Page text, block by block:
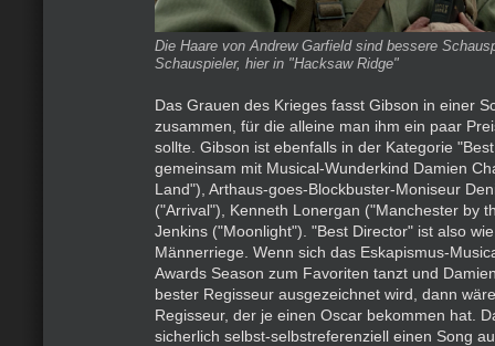
Die Haare von Andrew Garfield sind bessere
Schauspieler, hier in "Hacksaw Ridge"
Das Grauen des Krieges fasst Gibson in einer
zusammen, für die alleine man ihm ein paar
sollte. Gibson ist ebenfalls in der Kategorie
gemeinsam mit Musical-Wunderkind Damien
Land"), Arthaus-goes-Blockbuster-Moniseur
("Arrival"), Kenneth Lonergan ("Manchester by
Jenkins ("Moonlight"). "Best Director" ist also
Männerriege. Wenn sich das Eskapismus-
Awards Season zum Favoriten tanzt und
bester Regisseur ausgezeichnet wird, dann
Regisseur, der je einen Oscar bekommen hat.
sicherlich selbst-selbstreferenziell einen Song